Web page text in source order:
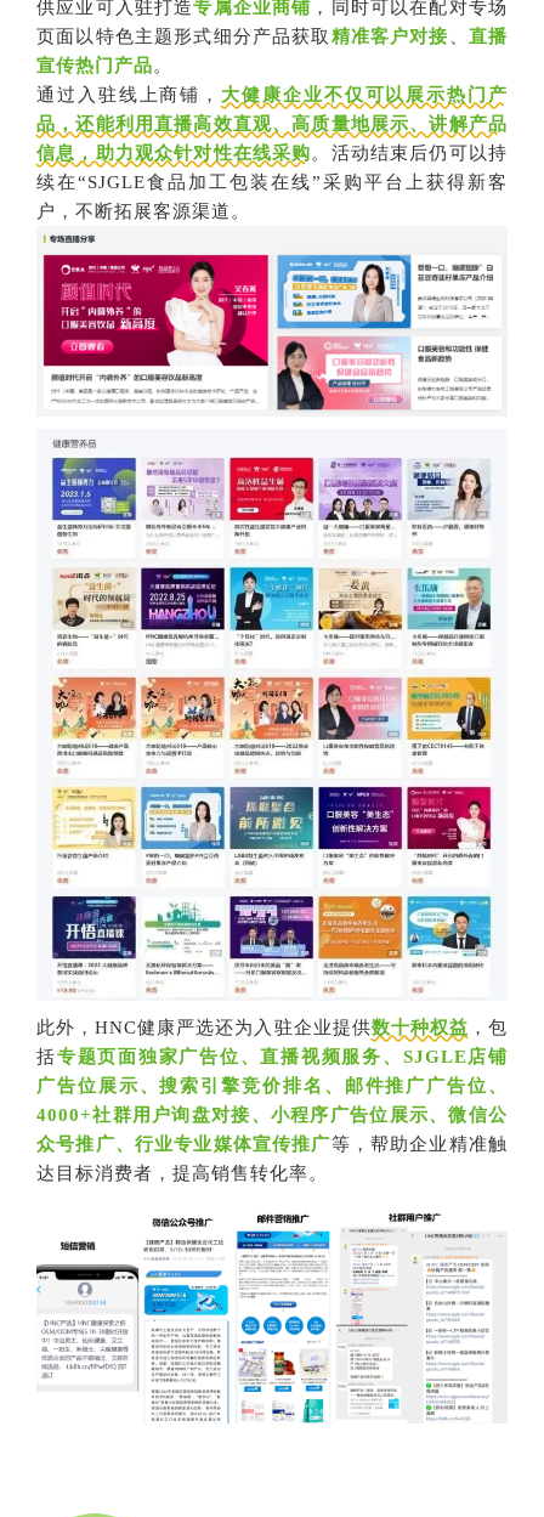
供应业可入驻打造专属企业商铺 ，同时可以在配对专场
页面以特色主题形式细分产品获取 精准客户对接、 直播
宣传热门产品。
通过入驻线上商铺， 大健康企业不仅可以展示热门产
品，还能利用直播高效直观、高质量地展示、讲解产品
信息，助力观众针对性在线采购。活动结束后仍可以持
续在“SJGLE食品加工包装在线”采购平台上获得新客
户，不断拓展客源渠道。
此外，HNC健康严选还为入驻企业提供数十种权益 ，包
括专题页面独家广告位、直播视频服务、SJGLE店铺
广告位展示、搜索引擎竞价排名、邮件推广广告位、
4000+社群用户询盘对接、小程序广告位展示、微信公
众号推广、行业专业媒体宣传推广等，帮助企业精准触
达目标消费者，提高销售转化率。